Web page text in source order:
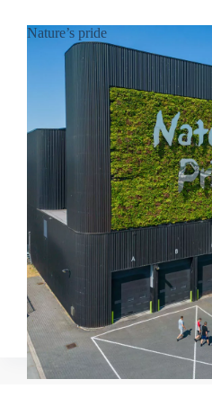
Nature’s pride